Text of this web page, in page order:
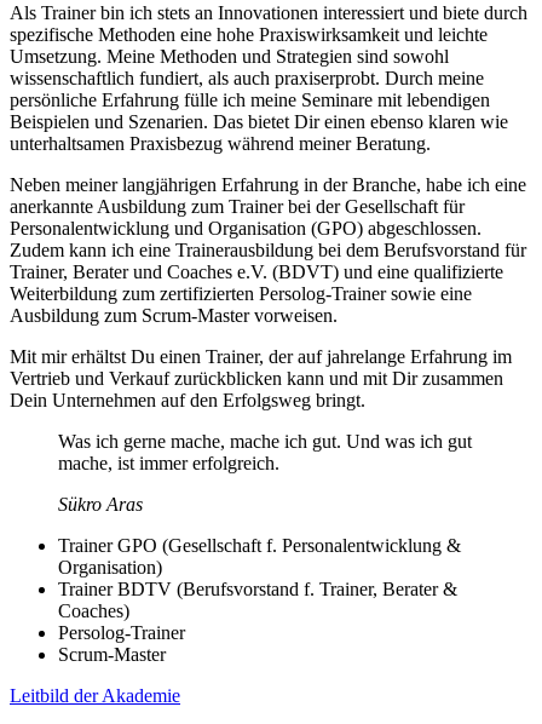
Als Trainer bin ich stets an Innovationen interessiert und biete durch
spezifische Methoden eine hohe Praxiswirksamkeit und leichte
Umsetzung. Meine Methoden und Strategien sind sowohl
wissenschaftlich fundiert, als auch praxiserprobt. Durch meine
persönliche Erfahrung fülle ich meine Seminare mit lebendigen
Beispielen und Szenarien. Das bietet Dir einen ebenso klaren wie
unterhaltsamen Praxisbezug während meiner Beratung.
Neben meiner langjährigen Erfahrung in der Branche, habe ich eine
anerkannte Ausbildung zum Trainer bei der Gesellschaft für
Personalentwicklung und Organisation (GPO) abgeschlossen.
Zudem kann ich eine Trainerausbildung bei dem Berufsvorstand für
Trainer, Berater und Coaches e.V. (BDVT) und eine qualifizierte
Weiterbildung zum zertifizierten Persolog-Trainer sowie eine
Ausbildung zum Scrum-Master vorweisen.
Mit mir erhältst Du einen Trainer, der auf jahrelange Erfahrung im
Vertrieb und Verkauf zurückblicken kann und mit Dir zusammen
Dein Unternehmen auf den Erfolgsweg bringt.
Was ich gerne mache, mache ich gut. Und was ich gut
mache, ist immer erfolgreich.
Sükro Aras
Trainer GPO (Gesellschaft f. Personalentwicklung &
Organisation)
Trainer BDTV (Berufsvorstand f. Trainer, Berater &
Coaches)
Persolog-Trainer
Scrum-Master
Leitbild der Akademie